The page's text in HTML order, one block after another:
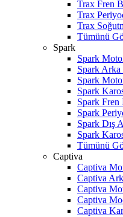
Trax Fren
Trax
Trax
Tümünü
Spark
Spark
Spark Arka
Spark
Spark
Spark Fren
Spark
Spark Dış
Spark
Tümünü
Captiva
Captiva
Captiva
Captiva
Captiva
Captiva